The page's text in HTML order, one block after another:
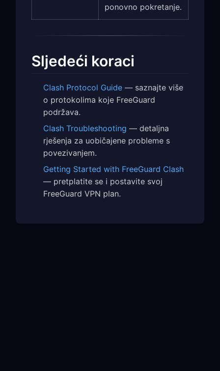
ponovno pokretanje.
Sljedeći koraci
Clash Protocol Guide — saznajte više
o protokolima koje FreeGuard
podržava.
Clash Troubleshooting — detaljna
rješenja za uobičajene probleme s
povezivanjem.
Getting Started with FreeGuard Clash
— pretplatite se i postavite svoj
FreeGuard VPN plan.